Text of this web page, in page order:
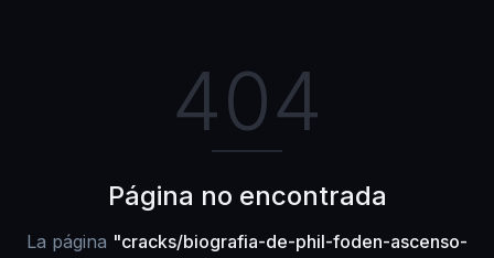
404
Página no encontrada
La página "cracks/biografia-de-phil-foden-ascenso-